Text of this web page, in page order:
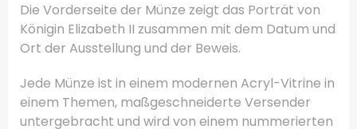
Die Vorderseite der Münze zeigt das Porträt von
Königin Elizabeth II zusammen mit dem Datum und
Ort der Ausstellung und der Beweis.
Jede Münze ist in einem modernen Acryl-Vitrine in
einem Themen, maßgeschneiderte Versender
untergebracht und wird von einem nummerierten